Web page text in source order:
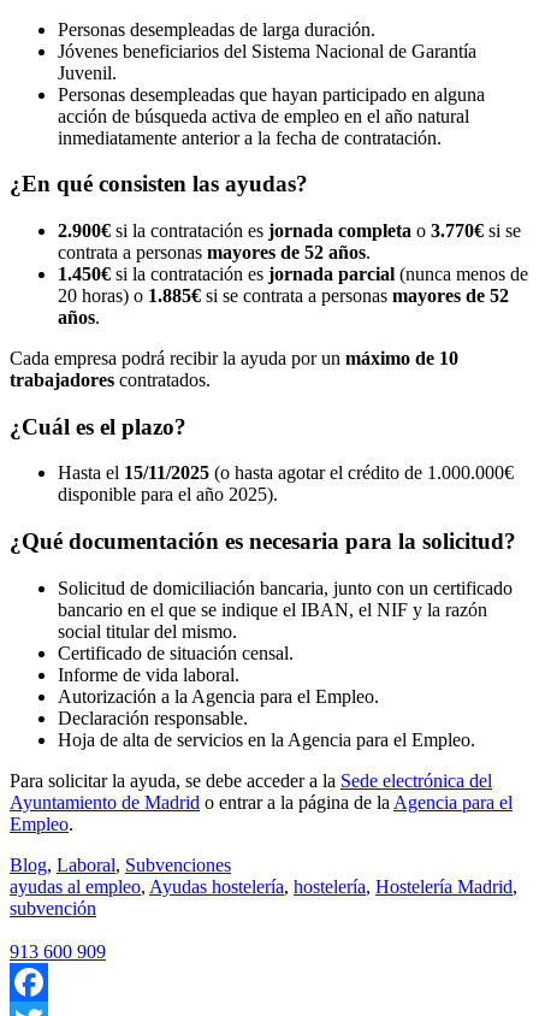
Personas desempleadas de larga duración.
Jóvenes beneficiarios del Sistema Nacional de Garantía
Juvenil.
Personas desempleadas que hayan participado en alguna
acción de búsqueda activa de empleo en el año natural
inmediatamente anterior a la fecha de contratación.
¿En qué consisten las ayudas?
2.900€ si la contratación es jornada completa o 3.770€ si se
contrata a personas mayores de 52 años.
1.450€ si la contratación es jornada parcial (nunca menos de
20 horas) o 1.885€ si se contrata a personas mayores de 52
años.
Cada empresa podrá recibir la ayuda por un máximo de 10
trabajadores contratados.
¿Cuál es el plazo?
Hasta el 15/11/2025 (o hasta agotar el crédito de 1.000.000€
disponible para el año 2025).
¿Qué documentación es necesaria para la solicitud?
Solicitud de domiciliación bancaria, junto con un certificado
bancario en el que se indique el IBAN, el NIF y la razón
social titular del mismo.
Certificado de situación censal.
Informe de vida laboral.
Autorización a la Agencia para el Empleo.
Declaración responsable.
Hoja de alta de servicios en la Agencia para el Empleo.
Para solicitar la ayuda, se debe acceder a la Sede electrónica del
Ayuntamiento de Madrid o entrar a la página de la Agencia para el
Empleo.
Blog, Laboral, Subvenciones
ayudas al empleo, Ayudas hostelería, hostelería, Hostelería Madrid,
subvención
913 600 909